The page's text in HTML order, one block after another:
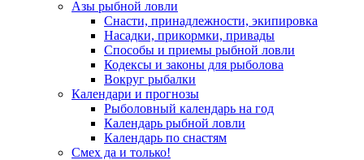
Азы рыбной ловли
Снасти, принадлежности, экипировка
Насадки, прикормки, привады
Способы и приемы рыбной ловли
Кодексы и законы для рыболова
Вокруг рыбалки
Календари и прогнозы
Рыболовный календарь на год
Календарь рыбной ловли
Календарь по снастям
Смех да и только!